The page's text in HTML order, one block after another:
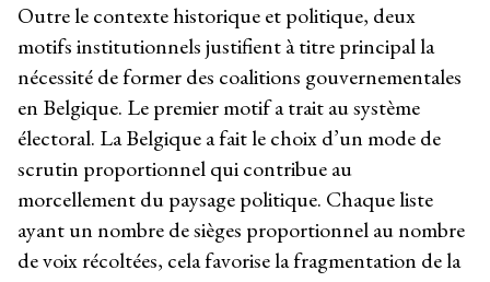
Outre le contexte historique et politique, deux
motifs institutionnels justifient à titre principal la
nécessité de former des coalitions gouvernementales
en Belgique. Le premier motif a trait au système
électoral. La Belgique a fait le choix d’un mode de
scrutin proportionnel qui contribue au
morcellement du paysage politique. Chaque liste
ayant un nombre de sièges proportionnel au nombre
de voix récoltées, cela favorise la fragmentation de la